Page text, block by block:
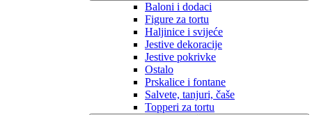
Baloni i dodaci
Figure za tortu
Haljinice i svijeće
Jestive dekoracije
Jestive pokrivke
Ostalo
Prskalice i fontane
Salvete, tanjuri, čaše
Topperi za tortu